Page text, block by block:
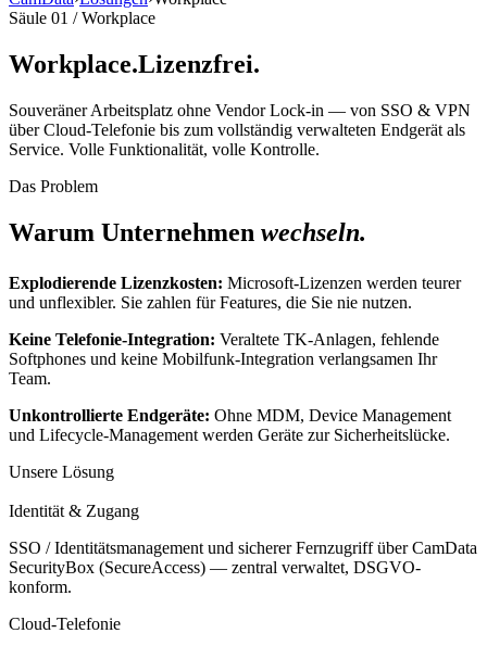
Säule 01 / Workplace
Workplace.Lizenzfrei.
Souveräner Arbeitsplatz ohne Vendor Lock-in — von SSO & VPN
über Cloud-Telefonie bis zum vollständig verwalteten Endgerät als
Service. Volle Funktionalität, volle Kontrolle.
Das Problem
Warum Unter­nehmen wechseln.
Explodierende Lizenzkosten: Microsoft-Lizenzen werden teurer
und unflexibler. Sie zahlen für Features, die Sie nie nutzen.
Keine Telefonie-Integration: Veraltete TK-Anlagen, fehlende
Softphones und keine Mobilfunk-Integration verlangsamen Ihr
Team.
Unkontrollierte Endgeräte: Ohne MDM, Device Management
und Lifecycle-Management werden Geräte zur Sicherheitslücke.
Unsere Lösung
Identität & Zugang
SSO / Identitätsmanagement und sicherer Fernzugriff über CamData
SecurityBox (SecureAccess) — zentral verwaltet, DSGVO-
konform.
Cloud-Telefonie